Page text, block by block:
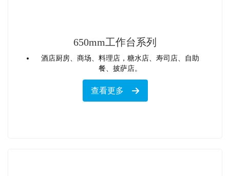
650mm工作台系列
酒店厨房、商场、料理店，糖水店、寿司店、自助
餐、披萨店。
查看更多